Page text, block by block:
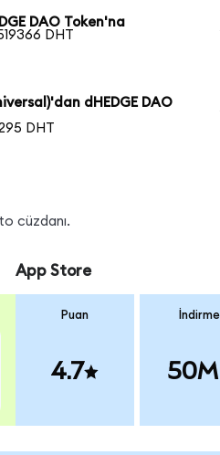
DAO Token'na
DHT
dHEDGE DAO
DHT
cüzdanı.
App Store
Puan
4.7
İndirme